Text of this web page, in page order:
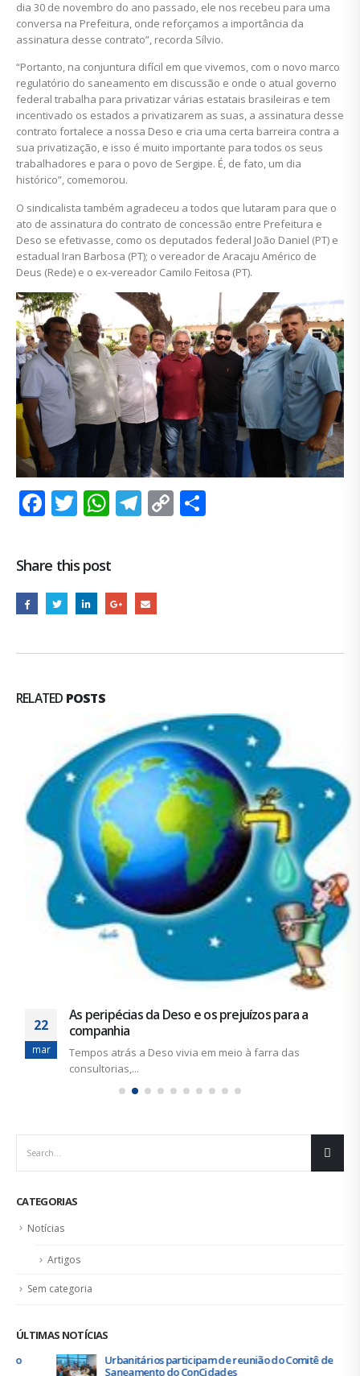
dia 30 de novembro do ano passado, ele nos recebeu para uma
conversa na Prefeitura, onde reforçamos a importância da
assinatura desse contrato”, recorda Sílvio.
“Portanto, na conjuntura difícil em que vivemos, com o novo marco
regulatório do saneamento em discussão e onde o atual governo
federal trabalha para privatizar várias estatais brasileiras e tem
incentivado os estados a privatizarem as suas, a assinatura desse
contrato fortalece a nossa Deso e cria uma certa barreira contra a
sua privatização, e isso é muito importante para todos os seus
trabalhadores e para o povo de Sergipe. É, de fato, um dia
histórico”, comemorou.
O sindicalista também agradeceu a todos que lutaram para que o
ato de assinatura do contrato de concessão entre Prefeitura e
Deso se efetivasse, como os deputados federal João Daniel (PT) e
estadual Iran Barbosa (PT); o vereador de Aracaju Américo de
Deus (Rede) e o ex-vereador Camilo Feitosa (PT).
Facebook
Twitter
WhatsApp
Telegram
Copy
Share this post
RELATED POSTS
22
mar
As peripécias da Deso e os prejuízos para a
companhia
Tempos atrás a Deso vivia em meio à farra das
consultorias,...
CATEGORIAS
Artigos
ÚLTIMAS NOTÍCIAS